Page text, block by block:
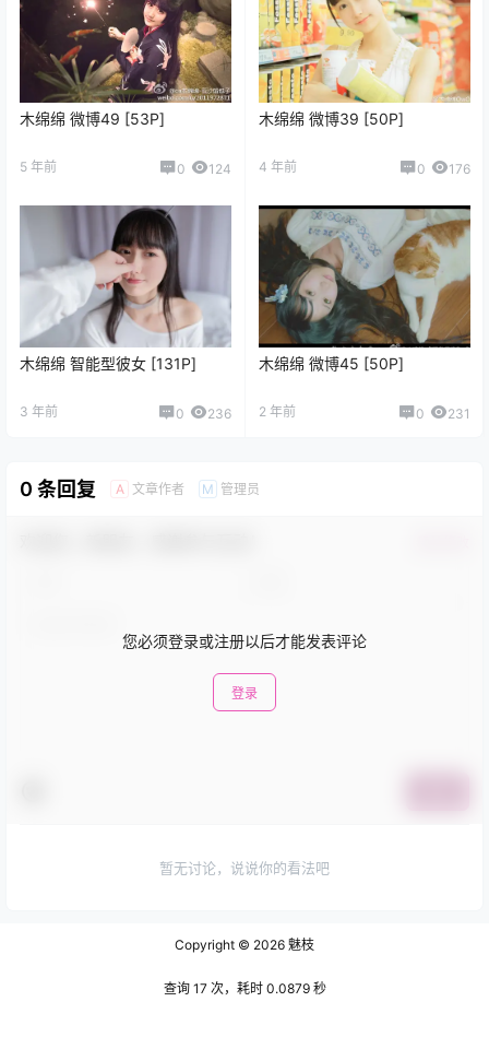
木绵绵 微博49 [53P]
5 年前 0 124
木绵绵 微博39 [50P]
4 年前 0 176
木绵绵 智能型彼女 [131P]
3 年前 0 236
木绵绵 微博45 [50P]
2 年前 0 231
0 条回复 A 文章作者 M 管理员
您必须登录或注册以后才能发表评论
登录
暂无讨论，说说你的看法吧
Copyright © 2026 魅枝
查询 17 次，耗时 0.0879 秒